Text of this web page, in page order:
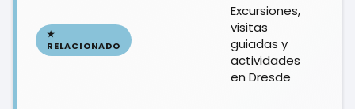
Excursiones,
visitas
guiadas y
actividades
en Dresde